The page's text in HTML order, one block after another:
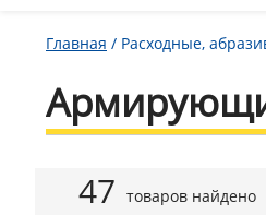
Главная / Расходные,
47 товаров найдено